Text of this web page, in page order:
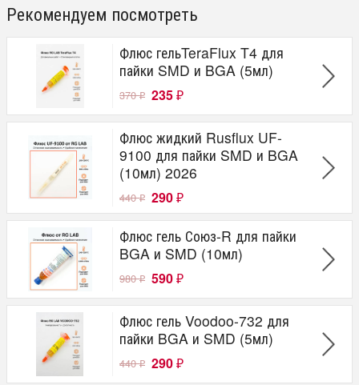
Рекомендуем посмотреть
Флюс гельTeraFlux T4 для
пайки SMD и BGA (5мл)
370₽ 235 ₽
Флюс жидкий Rusflux UF-
9100 для пайки SMD и BGA
(10мл) 2026
440₽ 290 ₽
Флюс гель Союз-R для пайки
BGA и SMD (10мл)
980₽ 590 ₽
Флюс гель Voodoo-732 для
пайки BGA и SMD (5мл)
440₽ 290 ₽